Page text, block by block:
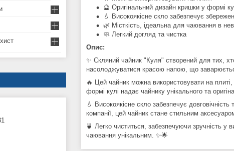
🔮 Оригінальний дизайн кришки у формі
💧 Високоякісне скло забезпечує
🌿 Місткість, ідеальна для чаювання в
🧼 Легкий догляд та чистка
Опис:
✨ Скляний чайник "Куля" створений для тих,
насолоджуватися красою напою, що
🔥 Цей чайник можна використовувати на
формі кулі надає чайнику унікального та
💧 Високоякісне скло забезпечує
компанії, цей чайник стане стильним
🍵 Легко чиститься, забезпечуючи зручність у
чаювання унікальним. ✨🌟